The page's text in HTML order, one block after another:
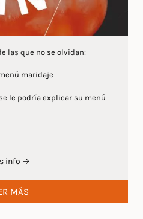
las que no se olvidan:
maridaje
le podría explicar su menú
info →
MÁS